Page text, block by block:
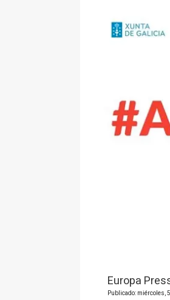
Europa
Publicado: miércoles,